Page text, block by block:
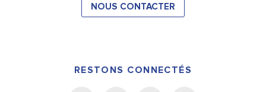
NOUS CONTACTER
RESTONS CONNECTÉS